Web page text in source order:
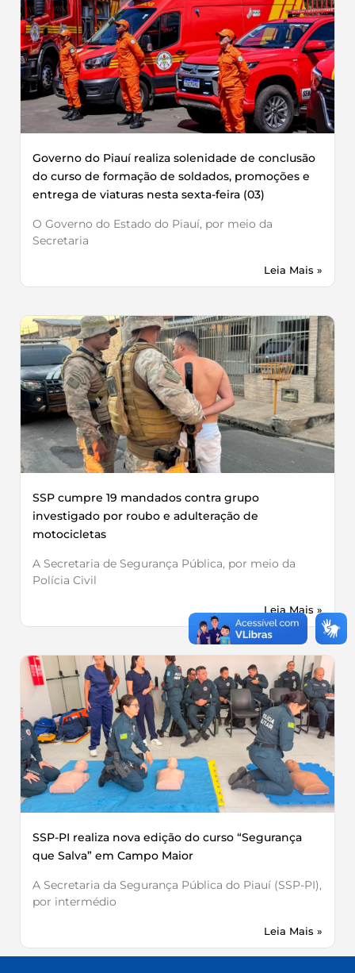
Governo do Piauí realiza solenidade de conclusão
do curso de formação de soldados, promoções e
entrega de viaturas nesta sexta-feira (03)
O Governo do Estado do Piauí, por meio da
Secretaria
Leia Mais »
SSP cumpre 19 mandados contra grupo
investigado por roubo e adulteração de
motocicletas
A Secretaria de Segurança Pública, por meio da
Polícia Civil
Leia Mais »
SSP-PI realiza nova edição do curso “Segurança
que Salva” em Campo Maior
A Secretaria da Segurança Pública do Piauí (SSP-PI),
por intermédio
Leia Mais »